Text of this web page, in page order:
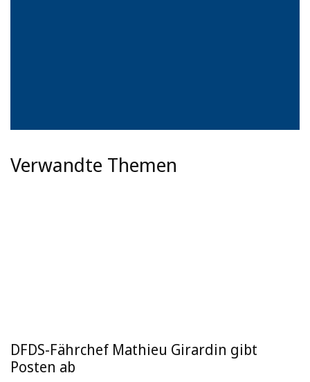
Verwandte Themen
DFDS-Fährchef Mathieu Girardin gibt
Posten ab